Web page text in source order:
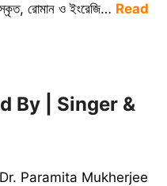
রোমান ও ইংরেজি… Read
By | Singer &
Paramita Mukherjee